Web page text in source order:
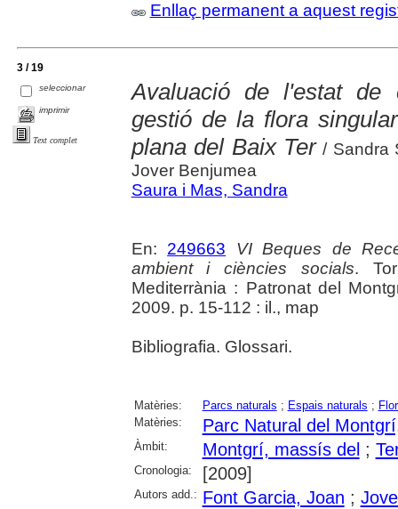
Enllaç permanent a aquest
3 / 19
seleccionar
imprimir
Text complet
Avaluació de l'estat de
gestió de la flora
plana del Baix Ter/ Sandra
Jover Benjumea
Saura i Mas, Sandra
En: 249663
VI Beques de
ambient i ciències socials.
Mediterrània : Patronat del
2009. p. 15-112 : il., map
Bibliografia. Glossari.
Matèries: Parcs naturals ; Espais naturals ;
Matèries:
Parc Natural del
Àmbit: Montgrí, massís del ;
Cronologia: [2009]
Autors add.: Font Garcia, Joan ;